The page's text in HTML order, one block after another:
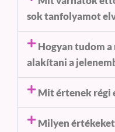
sok tanfolyamot
Hogyan tudom
alakítani a
Mit értenek régi
Milyen